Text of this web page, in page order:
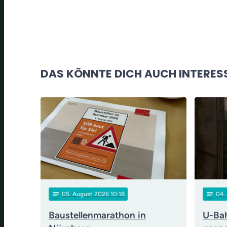
DAS KÖNNTE DICH AUCH
notes 05. August 2026 10:18
Baustellenmarathon in
notes 04.
U-